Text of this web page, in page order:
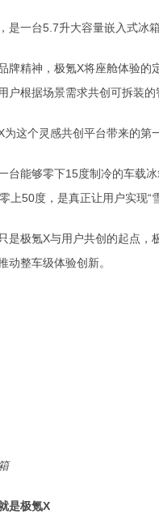
是一台5.7升大容量嵌入式冰箱
牌精神，极氪X将座舱体验
户根据场景需求共创可拆装
为这个灵感共创平台带来的
台能够零下15度制冷的车载
上50度，是真正让用户实现“
是极氪X与用户共创的起点
动整车级体验创新。
是极氪X